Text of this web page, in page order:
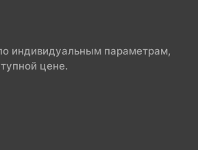
индивидуальным параметрам,
цене.